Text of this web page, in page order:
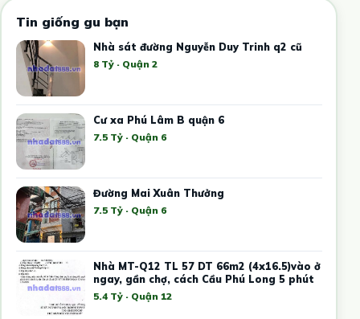
Tin giống gu bạn
Nhà sát đường Nguyễn Duy Trinh q2 cũ
8 Tỷ · Quận 2
Cư xa Phú Lâm B quận 6
7.5 Tỷ · Quận 6
Đường Mai Xuân Thưởng
7.5 Tỷ · Quận 6
Nhà MT-Q12 TL 57 DT 66m2 (4x16.5)vào ở
ngay, gần chợ, cách Cầu Phú Long 5 phút
5.4 Tỷ · Quận 12